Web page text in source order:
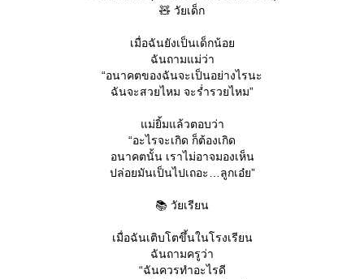
🧸 วัยเด็ก
เมื่อฉันยังเป็นเด็กน้อ
ฉันถามแม่ว่า
“อนาคตของฉันจะเป็นอย่างไรนะ
ฉันจะสวยไหม จะร่ำรวยไหม”
ม่ยิ้มแล้วตอบว่า
“อะไรจะเกิด ก็ต้องเกิด
อนาคตนั้น เราไม่อาจมองเห็น
ปล่อยมันเป็นไปเถอะ…ลูกเอ๋ย”
📚 วัยเรียน
เมื่อฉันเติบโตขึ้นในโรงเรียน
ฉันถามครูว่า
“ฉันควรทำอะไรดี